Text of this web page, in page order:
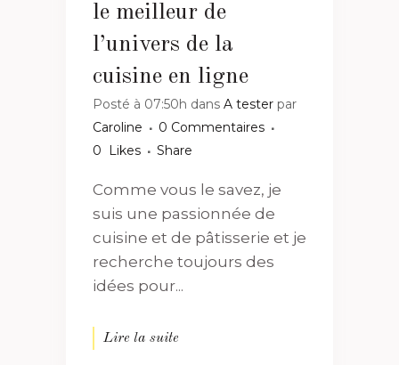
le meilleur de
l’univers de la
cuisine en ligne
Posté à 07:50h dans A tester par
Caroline
0 Commentaires
0
Likes Share
Comme vous le savez, je
suis une passionnée de
cuisine et de pâtisserie et je
recherche toujours des
idées pour...
Lire la suite